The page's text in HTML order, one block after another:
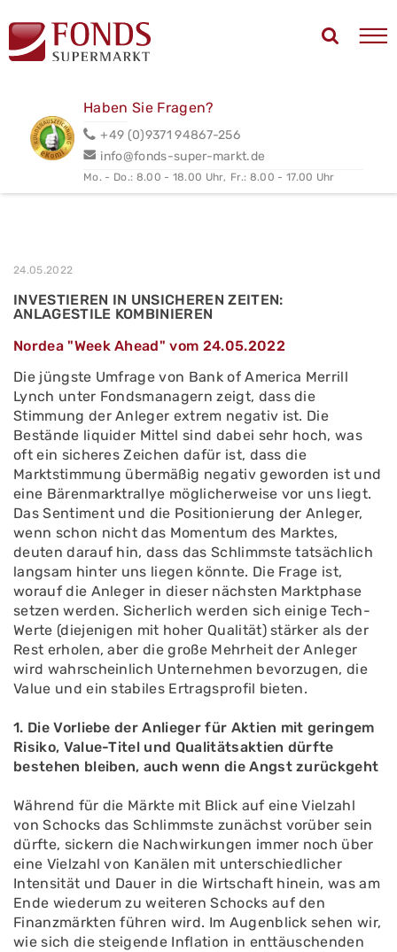
Haben Sie Fragen?
+49 (0)9371 94867-256
info@fonds-super-markt.de
Mo. - Do.: 8.00 - 18.00 Uhr, Fr.: 8.00 - 17.00 Uhr
24.05.2022
INVESTIEREN IN UNSICHEREN ZEITEN:
ANLAGESTILE KOMBINIEREN
Nordea "Week Ahead" vom 24.05.2022
Die jüngste Umfrage von Bank of America Merrill
Lynch unter Fondsmanagern zeigt, dass die
Stimmung der Anleger extrem negativ ist. Die
Bestände liquider Mittel sind dabei sehr hoch, was
oft ein sicheres Zeichen dafür ist, dass die
Marktstimmung übermäßig negativ geworden ist und
eine Bärenmarktrallye möglicherweise vor uns liegt.
Das Sentiment und die Positionierung der Anleger,
wenn schon nicht das Momentum des Marktes,
deuten darauf hin, dass das Schlimmste tatsächlich
langsam hinter uns liegen könnte. Die Frage ist,
worauf die Anleger in dieser nächsten Marktphase
setzen werden. Sicherlich werden sich einige Tech-
Werte (diejenigen mit hoher Qualität) stärker als der
Rest erholen, aber die große Mehrheit der Anleger
wird wahrscheinlich Unternehmen bevorzugen, die
Value und ein stabiles Ertragsprofil bieten.
1. Die Vorliebe der Anlieger für Aktien mit geringem
Risiko, Value-Titel und Qualitätsaktien dürfte
bestehen bleiben, auch wenn die Angst zurückgeht
Während für die Märkte mit Blick auf eine Vielzahl
von Schocks das Schlimmste zunächst vorüber sein
dürfte, sickern die Nachwirkungen immer noch über
eine Vielzahl von Kanälen mit unterschiedlicher
Intensität und Dauer in die Wirtschaft hinein, was am
Ende wiederum zu weiteren Schocks auf den
Finanzmärkten führen wird. Im Augenblick sehen wir,
wie sich die steigende Inflation in enttäuschenden